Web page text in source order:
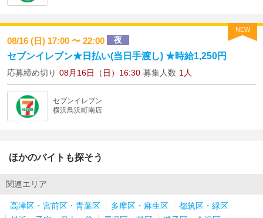
NEW
08/16 (日) 17:00 〜 22:00 夜
セブンイレブン★日払い(当日手渡し) ★時給1,250円
応募締め切り 08月16日（日）16:30 募集人数 1人
セブンイレブン
横浜鳥浜町南店
ほかのバイトも探そう
関連エリア
高津区・宮前区・青葉区 多摩区・麻生区
都筑区・緑区